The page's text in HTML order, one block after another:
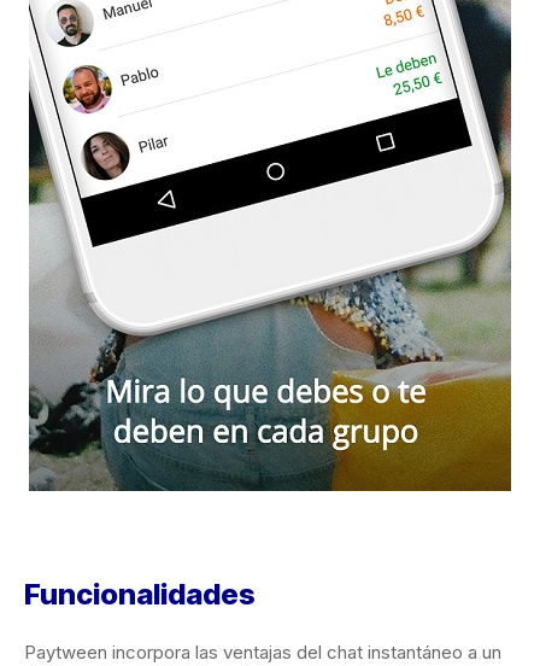
Funcionalidades
Paytween incorpora las ventajas del chat instantáneo a un